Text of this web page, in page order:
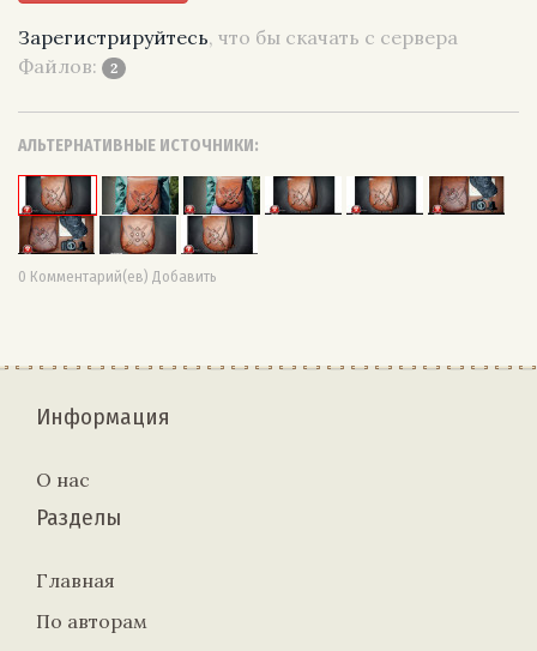
Зарегистрируйтесь, что бы скачать с сервера
Файлов:
2
АЛЬТЕРНАТИВНЫЕ ИСТОЧНИКИ:
0 Комментарий(ев) Добавить
Информация
О нас
Разделы
Главная
По авторам